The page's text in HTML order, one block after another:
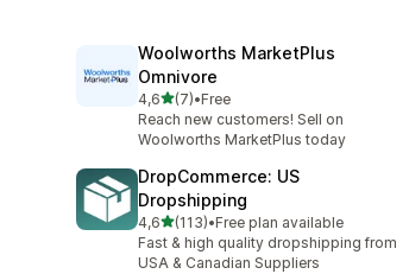
Woolworths MarketPlus
Omnivore
4,65 yıldız üzerinden
(7)
toplam 7 değerlendirme
•Free
Reach new customers! Sell on
Woolworths MarketPlus today
DropCommerce: US
Dropshipping
4,65 yıldız üzerinden
(113)
toplam 113 değerlendirme
•Free plan available
Fast & high quality dropshipping from
USA & Canadian Suppliers